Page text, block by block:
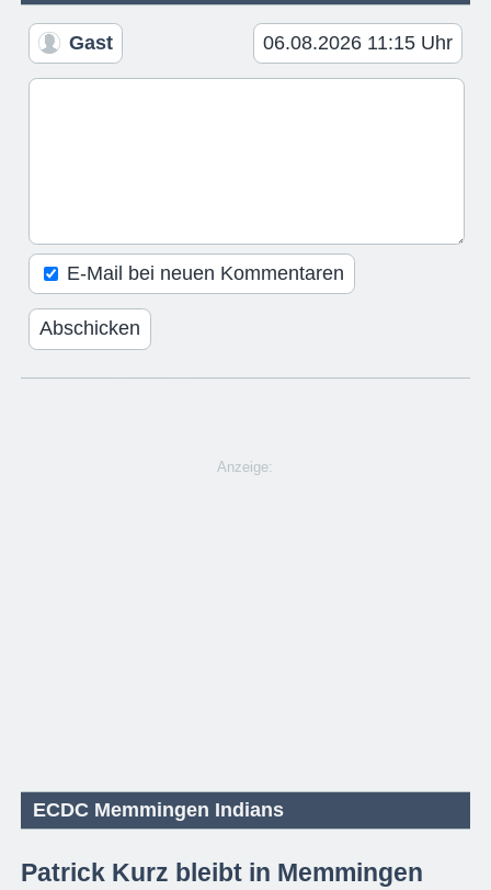
06.08.2026 11:15 Uhr
Gast
E-Mail bei neuen Kommentaren
Anzeige:
ECDC Memmingen Indians
Patrick Kurz bleibt in Memmingen